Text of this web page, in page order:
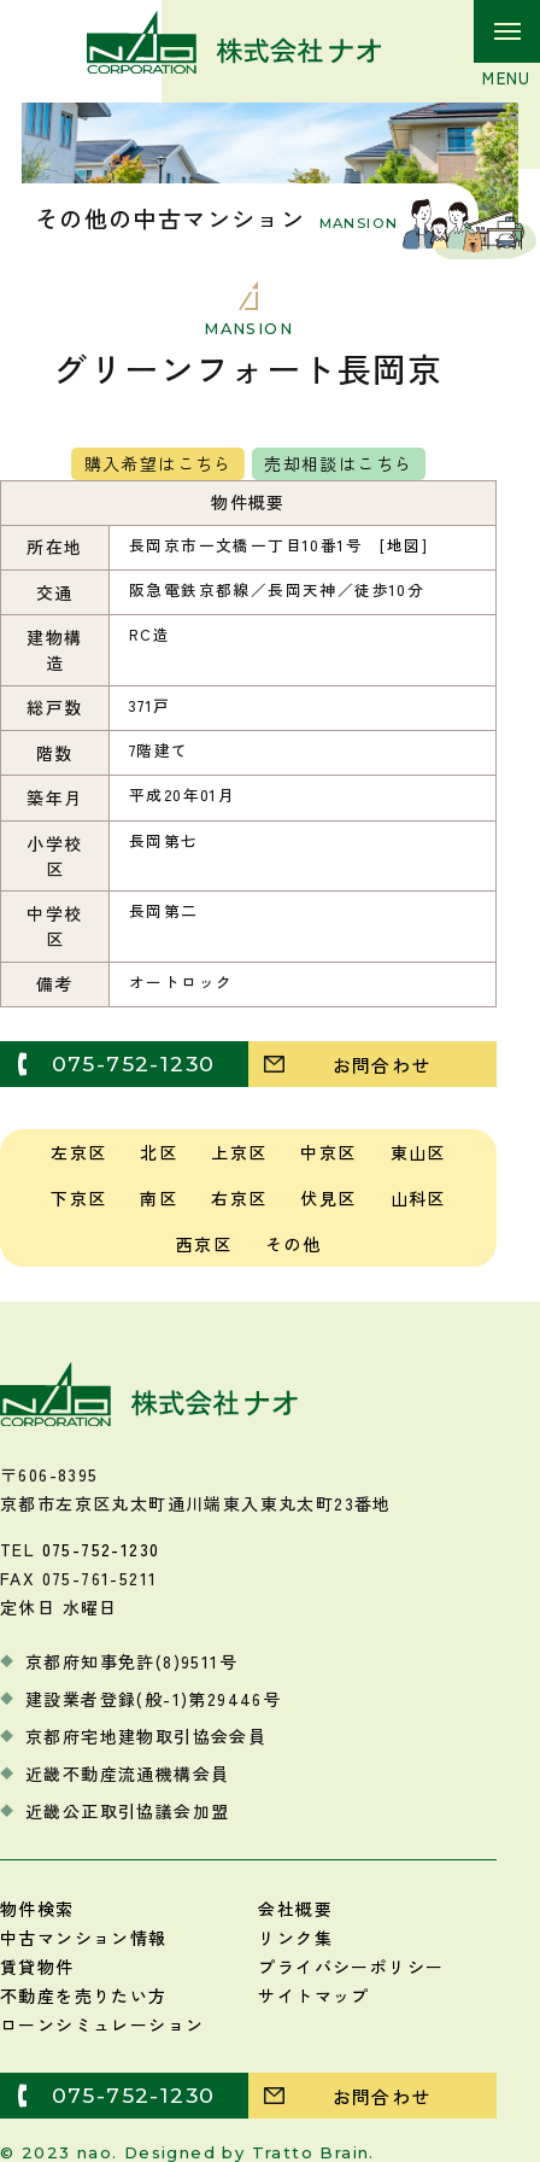
その他の中古マンション MANSION
MANSION
グリーンフォート長岡京
購入希望はこちら
売却相談はこちら
物件概要
所在地
長岡京市一文橋一丁目10番1号 [地図]
交通 阪急電鉄京都線／長岡天神／徒歩10分
建物構
造
RC造
総戸数 371戸
階数 7階建て
築年月 平成20年01月
小学校
区
長岡第七
中学校
区
長岡第二
備考 オートロック
075-752-1230 お問合わせ
左京区 北区 上京区 中京区
東山区
下京区
南区 右京区 伏見区
山科区
西京区
その他
〒606-8395
京都市左京区丸太町通川端東入 東丸太町23番地
TEL 075-752-1230
FAX 075-761-5211
定休日 水曜日
京都府知事免許(8)9511号
建設業者登録(般-1)第29446号
京都府宅地建物取引協会会員
近畿不動産流通機構会員
近畿公正取引協議会加盟
物件検索
中古マンション情報
賃貸物件
不動産を売りたい方
ローンシミュレーション
会社概要
リンク集
プライバシーポリシー
サイトマップ
075-752-1230 お問合わせ
© 2023 nao. Designed by Tratto Brain.